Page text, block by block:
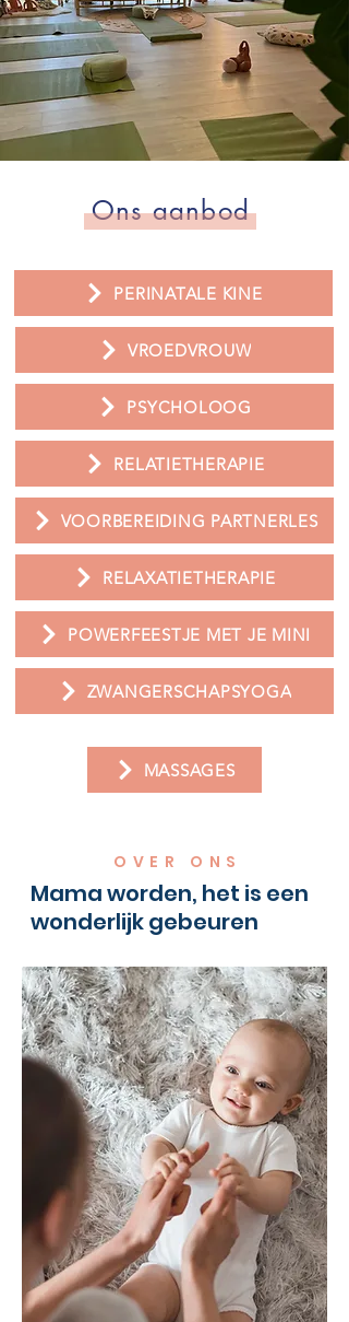
Ons aanbod
PERINATALE KINE
VROEDVROUW
PSYCHOLOOG
RELATIETHERAPIE
VOORBEREIDING PARTNERLES
RELAXATIETHERAPIE
POWERFEESTJE MET JE MINI
ZWANGERSCHAPSYOGA
MASSAGES
OVER ONS
Mama worden, het is een
wonderlijk gebeuren